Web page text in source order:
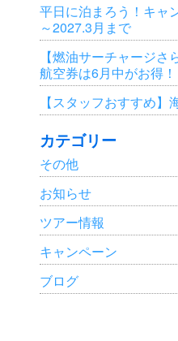
平日に泊まろう！キ
～2027.3月まで
【燃油サーチャージ
航空券は6月中がお得！
【スタッフおすすめ
カテゴリー
その他
お知らせ
ツアー情報
キャンペーン
ブログ